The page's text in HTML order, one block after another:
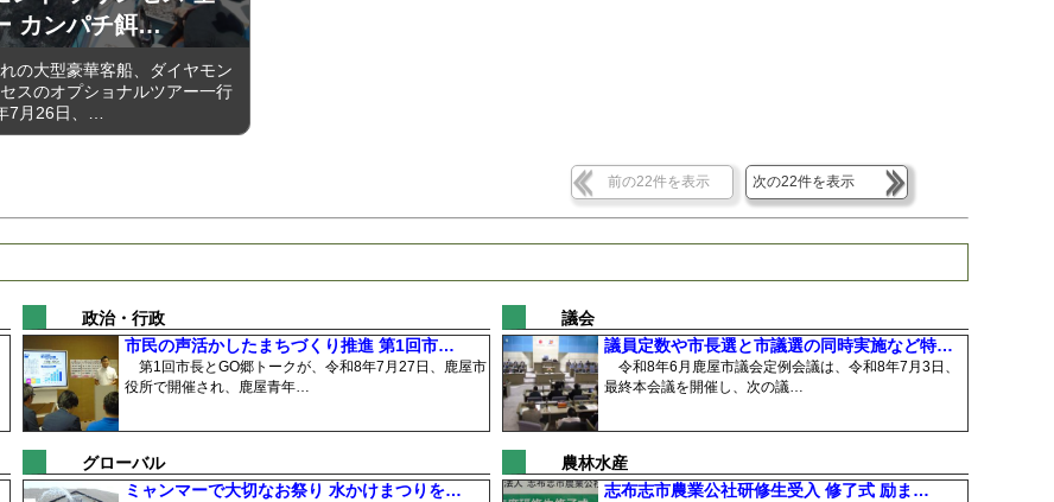
カンパチ餌…
の大型豪華客船、ダイヤモン
スのオプショナルツアー一行
7月26日、…
前の22件を表示 次の22件を表示
政治・行政
市民の声活かしたまちづくり推進 第1回市…
第1回市長とGO郷トークが、令和8年7月27日、鹿屋市
役所で開催され、鹿屋青年…
議会
議員定数や市長選と市議選の同時実施など特…
令和8年6月鹿屋市議会定例会議は、令和8年7月3日、
最終本会議を開催し、次の議…
グローバル
ミャンマーで大切なお祭り 水かけまつりを…
農林水産
志布志市農業公社研修生受入 修了式 励ま…